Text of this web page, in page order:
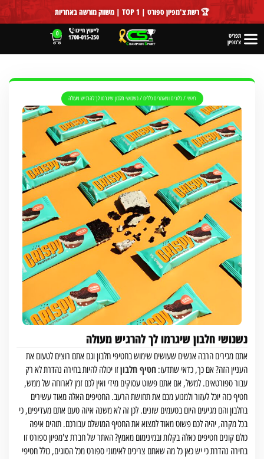
לתוכן 🏆 רשת צ'מפיון ספורט | TOP 1 | משווק מורשה באחריות
תפריט
צ'מפיון
0
ראשי/בלוגים ומאמרים כללים/נשנושי חלבון שיגרמו לך להרגיש מעולה
נשנושי חלבון שיגרמו לך להרגיש מעולה
אתם מכירים הרבה אנשים שעושים שימוש בחטיפי חלבון וגם אתם רוצים לטעום את
העניין הזה? אם כך, כדאי שתדעו: חטיף חלבוןזו יכולה להיות בחירה נהדרת לא רק
עבור ספורטאים. למשל, אם אתם פשוט עסוקים מידי ואין לכם זמן לארוחה של ממש,
חטיף כזה יוכל לעזור ולמנוע מכם את תחושת הרעב. החטיפים האלה מאוד עשירים
בחלבון והם מגיעים היום בטעמים שונים. לכן זה לא משנה איזה טעם אתם מעדיפים, כי
בכל מקרה, יהיה לכם פשוט מאוד למצוא את החטיף המושלם עבורכם. תוהים איפה
כולם קונים חטיפים כאלה בקלות ובמינימום מאמץ? האתר של חברת צ'מפיון ספורט זו
בחירה נהדרת כי יש כאן כל מה שאתם צריכים לאימוני ספורט מכל הסוגים, כולל חטיפי